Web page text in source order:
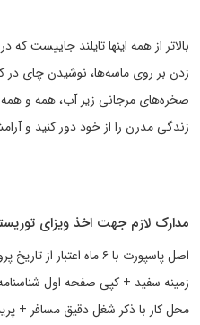
بالاتر از همه اینها تایلند جاییست
زدن بر روی ماسه‌ها، نوشیدن چای در
صخره‌های مرجانی زیر آب، همه و
زندگی مدرن را از خود دور کنید و
مدارک لازم جهت اخذ ویزای
اصل پاسپورت با ۶ ماه
زمینه سفید + کپی صفحه اول
محل کار با ذکر شغل دقیق مسافر +